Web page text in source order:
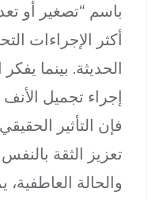
باسم “تصغير أو
أكثر الإجراءات
الحديثة. بينما
إجراء تجميل
فإن التأثير
تعزيز الثقة
والحالة